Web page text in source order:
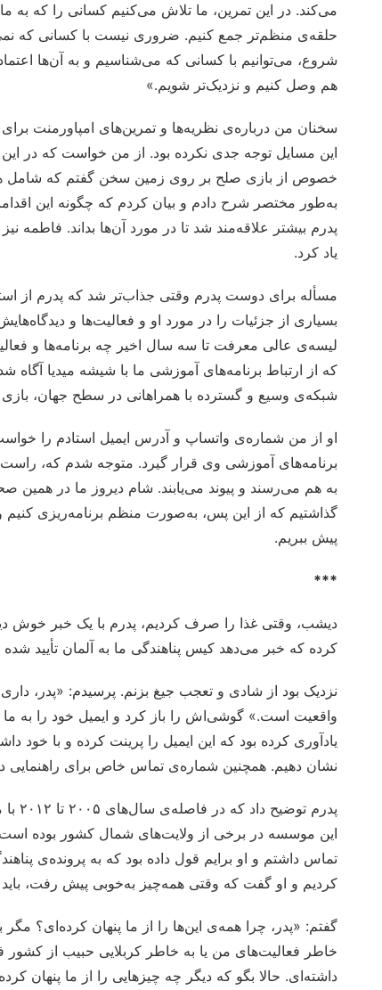
می‌کند. در این تمرین، ما تلاش می‌کنیم کسانی را که به
حلقه‌ی منظم‌تر جمع کنیم. ضروری نیست با کسانی که
شروع، می‌توانیم با کسانی که می‌شناسیم و به آن‌ها
هم وصل کنیم و نزدیک‌تر شویم.»
سخنان من درباره‌ی نظریه‌ها و تمرین‌های امپاورمنت
این مسایل توجه جدی نکرده بود. از من خواست که در این
خصوص از بازی صلح بر روی زمین سخن گفتم که شامل
به‌طور مختصر شرح دادم و بیان کردم که چگونه این
پدرم بیشتر علاقه‌مند شد تا در مورد آن‌ها بداند.
یاد کرد.
مسأله برای دوست پدرم وقتی جذاب‌تر شد که پدرم از
بسیاری از جزئیات را در مورد او و فعالیت‌ها و
لیسه‌ی عالی معرفت تا سه سال اخیر چه برنامه‌ها و
که از ارتباط برنامه‌های آموزشی ما با شیشه میدیا
شبکه‌ی وسیع و گسترده با همراهانی در سطح جهان،
او از من شماره‌ی واتساپ و آدرس ایمیل استادم را
برنامه‌های آموزشی وی قرار گیرد. متوجه شدم که،
به هم می‌رسند و پیوند می‌یابند. شام دیروز ما در همین
گذاشتیم که از این پس، به‌صورت منظم برنامه‌ریزی
پیش ببریم.
***
دیشب، وقتی غذا را صرف کردیم، پدرم با یک خبر خوش
کرده که خبر می‌دهد کیس پناهندگی ما به آلمان تأیید
نزدیک بود از شادی و تعجب جیغ بزنم. پرسیدم: «پدر،
واقعیت است.» گوشی‌اش را باز کرد و ایمیل خود را به ما
یادآوری کرده بود که این ایمیل را پرینت کرده و با خود
نشان دهیم. همچنین شماره‌ی تماس خاص برای راهنمایی
این موسسه در برخی از ولایت‌های شمال کشور بوده
تماس داشتم و او برایم قول داده بود که به پرونده‌ی
کردیم و او گفت که وقتی همه‌چیز به‌خوبی پیش رفت، باید به
گفتم: «پدر، چرا همه‌ی این‌ها را از ما پنهان کرده‌ای؟
خاطر فعالیت‌های من یا به خاطر کربلایی حبیب از کشور
داشته‌ای. حالا بگو که دیگر چه چیزهایی را از ما پنهان